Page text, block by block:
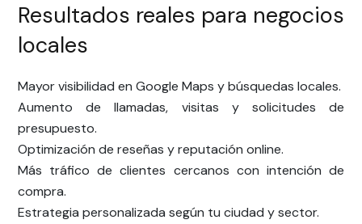
Resultados reales para negocios
locales
Mayor visibilidad en Google Maps y búsquedas locales.
Aumento de llamadas, visitas y solicitudes de
presupuesto.
Optimización de reseñas y reputación online.
Más tráfico de clientes cercanos con intención de
compra.
Estrategia personalizada según tu ciudad y sector.